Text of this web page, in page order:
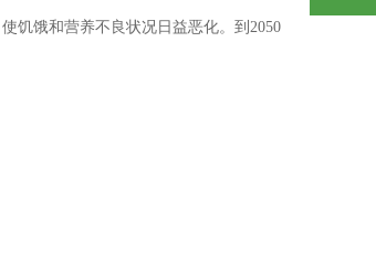
饥饿和营养不良状况日益恶化。到2050